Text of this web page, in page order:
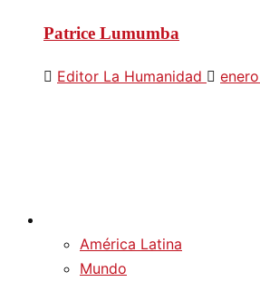
Patrice Lumumba
Editor La Humanidad
América Latina
Mundo